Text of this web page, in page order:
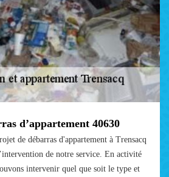
d’appartement 40630
de débarras d'appartement à Trensacq
de notre service. En activité
intervenir quel que soit le type et